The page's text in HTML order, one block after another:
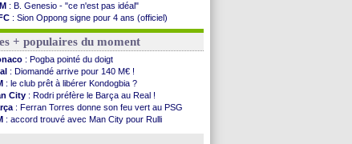
: B. Genesio - "ce n'est pas idéal"
: Sion Oppong signe pour 4 ans (officiel)
: Liverpool va proposer 115 M€ pour ...
: la démission d'Infantino réclamée
: Mbaye, deux pistes se détachent
: Filipe Luis veut remplacer Akliouche
: Luca Zidane va changer de club
: Zhegrova très clair sur son futur
: Aguerd, le plan B de Naples
: Guimarães a signé son contrat
: direction Chypre pour Duverne
+ populaires du moment
: Pogba pointé du doigt
: Diomandé arrive pour 140 M€ !
: le club prêt à libérer Kondogbia ?
City : Rodri préfère le Barça au Real !
: Ferran Torres donne son feu vert au PSG
: accord trouvé avec Man City pour Rulli